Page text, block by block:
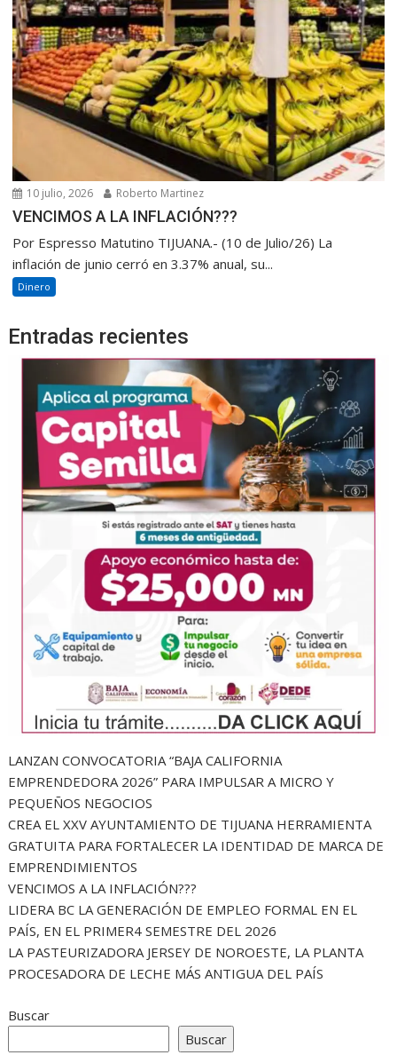
10 julio, 2026 Roberto Martinez
VENCIMOS A LA INFLACIÓN???
Por Espresso Matutino TIJUANA.- (10 de Julio/26) La
inflación de junio cerró en 3.37% anual, su...
Dinero
Entradas recientes
LANZAN CONVOCATORIA “BAJA CALIFORNIA
EMPRENDEDORA 2026” PARA IMPULSAR A MICRO Y
PEQUEÑOS NEGOCIOS
CREA EL XXV AYUNTAMIENTO DE TIJUANA HERRAMIENTA
GRATUITA PARA FORTALECER LA IDENTIDAD DE MARCA DE
EMPRENDIMIENTOS
VENCIMOS A LA INFLACIÓN???
LIDERA BC LA GENERACIÓN DE EMPLEO FORMAL EN EL
PAÍS, EN EL PRIMER4 SEMESTRE DEL 2026
LA PASTEURIZADORA JERSEY DE NOROESTE, LA PLANTA
PROCESADORA DE LECHE MÁS ANTIGUA DEL PAÍS
Buscar
Buscar